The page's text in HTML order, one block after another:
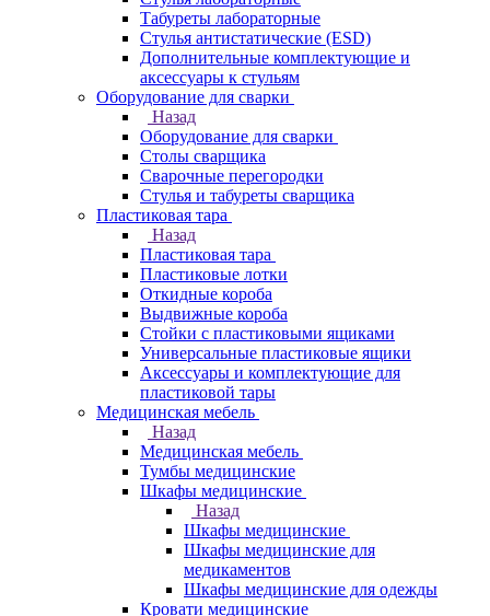
Табуреты лабораторные
Стулья антистатические (ESD)
Дополнительные комплектующие и
аксессуары к стульям
Оборудование для сварки
Назад
Оборудование для сварки
Столы сварщика
Сварочные перегородки
Стулья и табуреты сварщика
Пластиковая тара
Назад
Пластиковая тара
Пластиковые лотки
Откидные короба
Выдвижные короба
Стойки с пластиковыми ящиками
Универсальные пластиковые ящики
Аксессуары и комплектующие для
пластиковой тары
Медицинская мебель
Назад
Медицинская мебель
Тумбы медицинские
Шкафы медицинские
Назад
Шкафы медицинские
Шкафы медицинские для
медикаментов
Шкафы медицинские для одежды
Кровати медицинские